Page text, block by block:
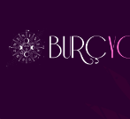
atla